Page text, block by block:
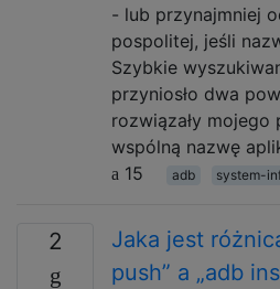
- lub przynajmniej
pospolitej, jeśli
Szybkie
przyniosło dwa
rozwiązały mojego
wspólną nazwę
15
adb system-
2
Jaka jest
push” a „adb